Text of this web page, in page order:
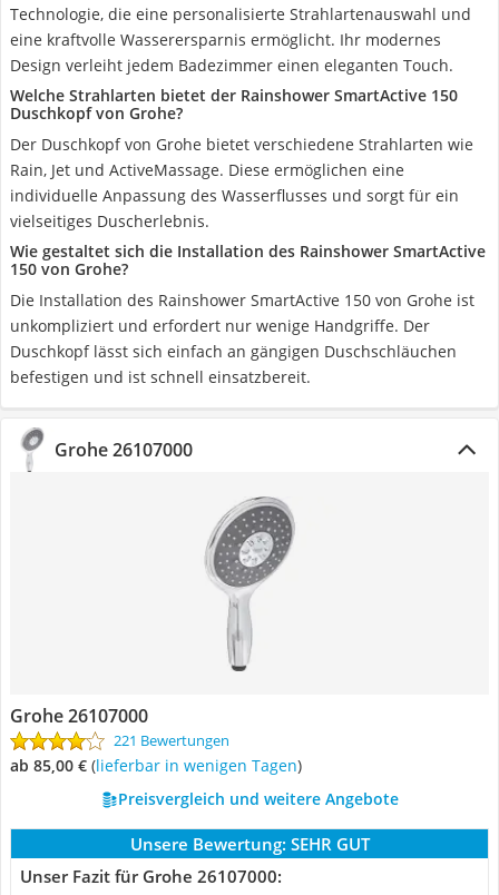
Technologie, die eine personalisierte Strahlartenauswahl und
eine kraftvolle Wasserersparnis ermöglicht. Ihr modernes
Design verleiht jedem Badezimmer einen eleganten Touch.
Welche Strahlarten bietet der Rainshower SmartActive 150
Duschkopf von Grohe?
Der Duschkopf von Grohe bietet verschiedene Strahlarten wie
Rain, Jet und ActiveMassage. Diese ermöglichen eine
individuelle Anpassung des Wasserflusses und sorgt für ein
vielseitiges Duscherlebnis.
Wie gestaltet sich die Installation des Rainshower SmartActive
150 von Grohe?
Die Installation des Rainshower SmartActive 150 von Grohe ist
unkompliziert und erfordert nur wenige Handgriffe. Der
Duschkopf lässt sich einfach an gängigen Duschschläuchen
befestigen und ist schnell einsatzbereit.
Grohe 26107000
Grohe 26107000
221 Bewertungen
ab 85,00 € ( Lieferbar in wenigen Tagen)
Preisvergleich und weitere Angebote
Unsere Bewertung: SEHR GUT
Unser Fazit für Grohe 26107000: